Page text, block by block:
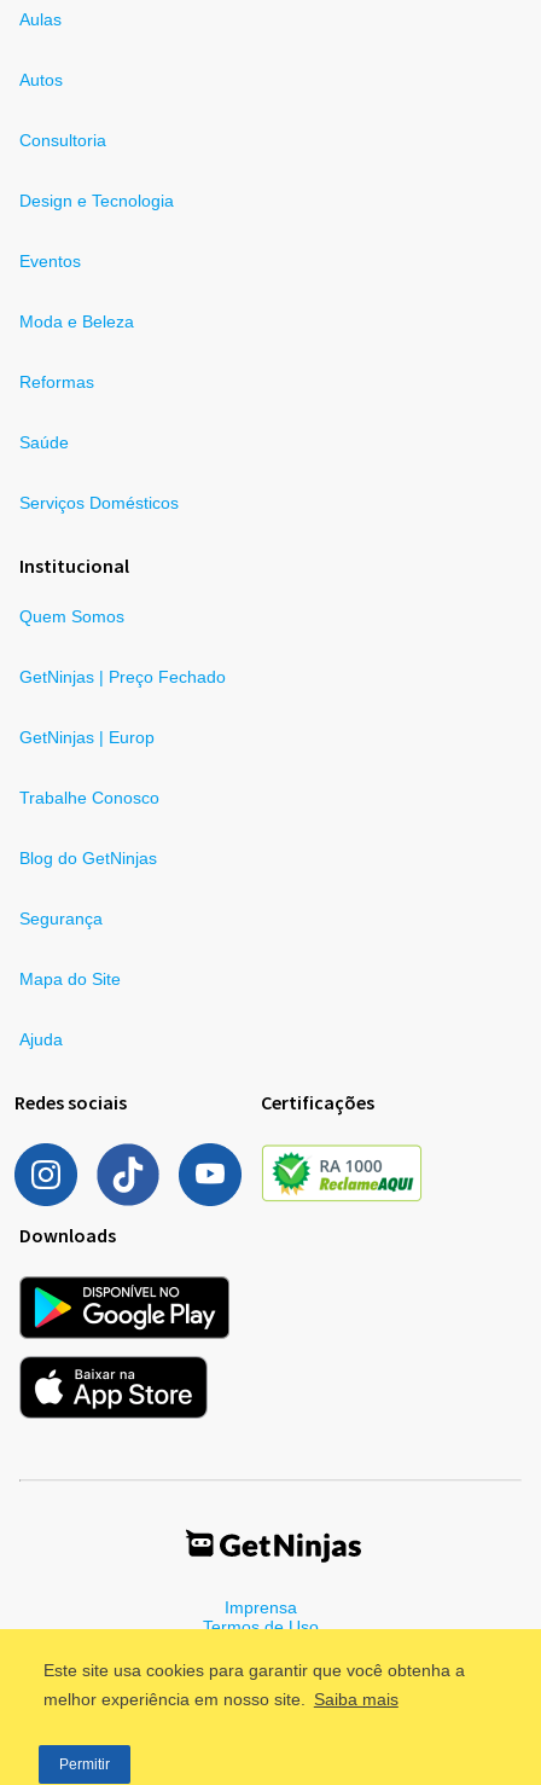
Este site usa cookies para garantir que você obtenha a
melhor experiência em nosso site. Saiba mais
Permitir
Aulas
Autos
Consultoria
Design e Tecnologia
Eventos
Moda e Beleza
Reformas
Saúde
Serviços Domésticos
Institucional
Quem Somos
GetNinjas | Preço Fechado
GetNinjas | Europ
Trabalhe Conosco
Blog do GetNinjas
Segurança
Mapa do Site
Ajuda
Redes sociais Certificações
Downloads
Imprensa
Termos de Uso
©2011 - 2026, GetNinjas LTDA. CNPJ 55.744.877/0001-89 - Rua
Dr. Fernandes Coelho, 85 - 3º andar - São Paulo/SP - Brasil